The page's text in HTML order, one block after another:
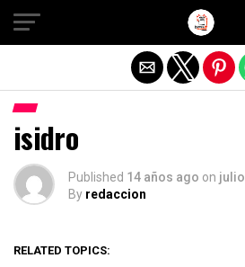
isidro
Published 14 años ago on
By redaccion
RELATED TOPICS:
Salir de la versión